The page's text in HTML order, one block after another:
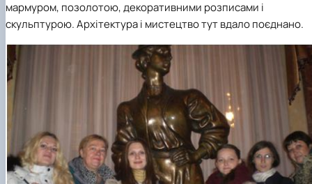
мармуром, позолотою, декоративними розписами і
скульптурою. Архітектура і мистецтво тут вдало поєднано.